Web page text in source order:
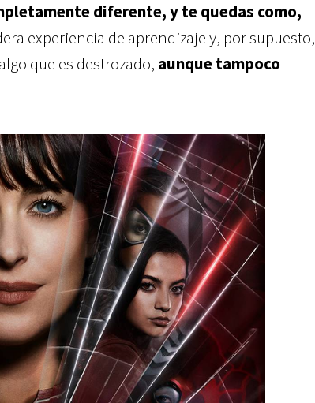
diferente, y te quedas como,
experiencia de aprendizaje y, por supuesto,
que es destrozado, aunque tampoco